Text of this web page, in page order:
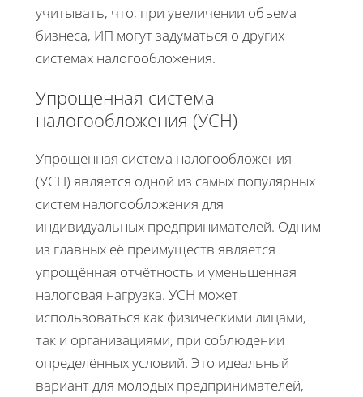
учитывать, что, при увеличении объема
бизнеса, ИП могут задуматься о других
системах налогообложения.
Упрощенная система
налогообложения (УСН)
Упрощенная система налогообложения
(УСН) является одной из самых популярных
систем налогообложения для
индивидуальных предпринимателей. Одним
из главных её преимуществ является
упрощённая отчётность и уменьшенная
налоговая нагрузка. УСН может
использоваться как физическими лицами,
так и организациями, при соблюдении
определённых условий. Это идеальный
вариант для молодых предпринимателей,